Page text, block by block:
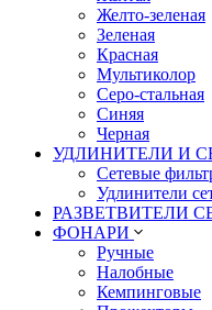
Желто-зеленая
Зеленая
Красная
Мультиколор
Серо-стальная
Синяя
Черная
УДЛИНИТЕЛИ И
Сетевые
Удлинители
РАЗВЕТВИТЕЛИ
ФОНАРИ
Ручные
Налобные
Кемпинговые